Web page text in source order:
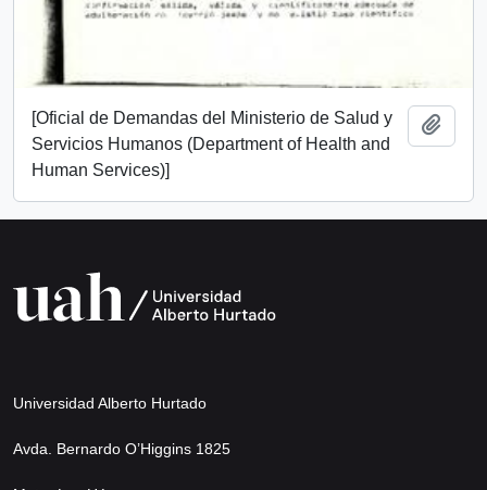
[Oficial de Demandas del Ministerio de Salud y
Servicios Humanos (Department of Health and
Human Services)]
Universidad Alberto Hurtado
Avda. Bernardo O’Higgins 1825